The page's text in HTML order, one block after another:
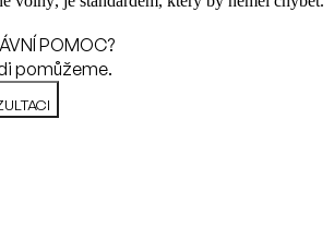
POMOC?
pomůžeme.